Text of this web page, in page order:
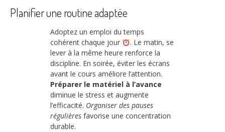
Planifier une routine adaptée
Adoptez un emploi du temps
cohérent chaque jour
. Le matin, se
lever à la même heure renforce la
discipline. En soirée, éviter les écrans
avant le cours améliore l’attention.
Préparer le matériel à l’avance
diminue le stress et augmente
l’efficacité. Organiser des pauses
régulières favorise une concentration
durable.